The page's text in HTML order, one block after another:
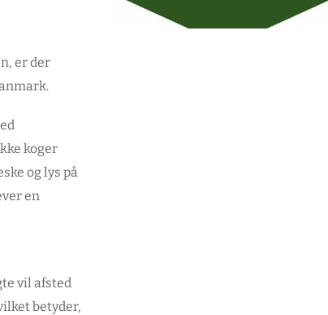
er der
koger
og lys på
en
vil afsted
betyder,